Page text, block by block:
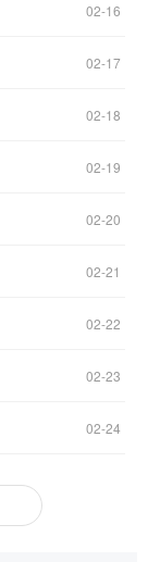
02-16
02-17
02-18
02-19
02-20
02-21
02-22
02-23
02-24